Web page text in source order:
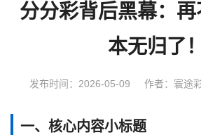
分分彩背后黑幕：
本无归了！
发布时间：2026-05-09 作者：寰途
一、核心内容小标题